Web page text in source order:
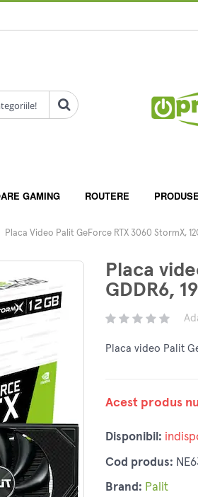
GAMING ROUTERE
Placa Video Palit GeForce RTX 3060 StormX,
Placa
GDDR6,
Placa video Palit
Acest produs
Disponibil:
Cod produs:
Brand: Palit